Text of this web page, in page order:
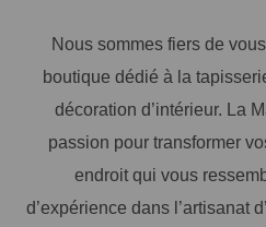
Nous sommes fiers de
boutique dédié à la
décoration d’intérieur. La
passion pour transformer
endroit qui vous
d’expérience dans l’artisanat